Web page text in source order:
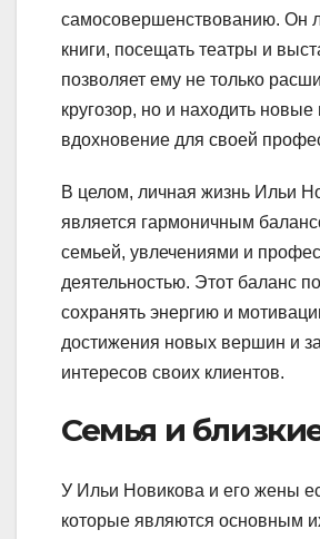
самосовершенствованию. Он
книги, посещать театры и
позволяет ему не только
кругозор, но и находить новые
вдохновение для своей
В целом, личная жизнь Ильи
является гармоничным
семьей, увлечениями и
деятельностью. Этот баланс
сохранять энергию и
достижения новых вершин и
интересов своих клиентов.
Семья и
У Ильи Новикова и его жены
которые являются основным